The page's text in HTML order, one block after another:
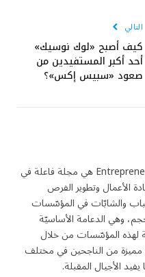
التالي
كيف أصبح «لوك نوسيك»
أحد أكبر المستفيدين من
صعود «سبيس إكس»؟
مجلة رواد الأعمال Entrepreneurs هي مجلة فاعلة في
الأعمال وتطوير الفرص
والشابّات في المؤسّسات
وهي الدعامة الأساسيّة
لهذه المؤسّسات من خلال
من الناجحين في مختلف
الأجيال المقبلة.